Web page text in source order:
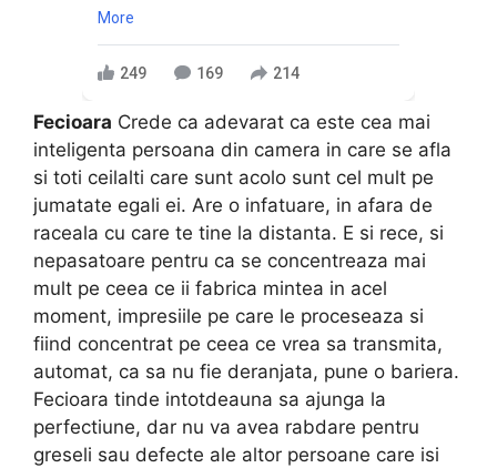
More
249 169 214
Fecioara Crede ca adevarat ca este cea mai
inteligenta persoana din camera in care se afla
si toti ceilalti care sunt acolo sunt cel mult pe
jumatate egali ei. Are o infatuare, in afara de
raceala cu care te tine la distanta. E si rece, si
nepasatoare pentru ca se concentreaza mai
mult pe ceea ce ii fabrica mintea in acel
moment, impresiile pe care le proceseaza si
fiind concentrat pe ceea ce vrea sa transmita,
automat, ca sa nu fie deranjata, pune o bariera.
Fecioara tinde intotdeauna sa ajunga la
perfectiune, dar nu va avea rabdare pentru
greseli sau defecte ale altor persoane care isi